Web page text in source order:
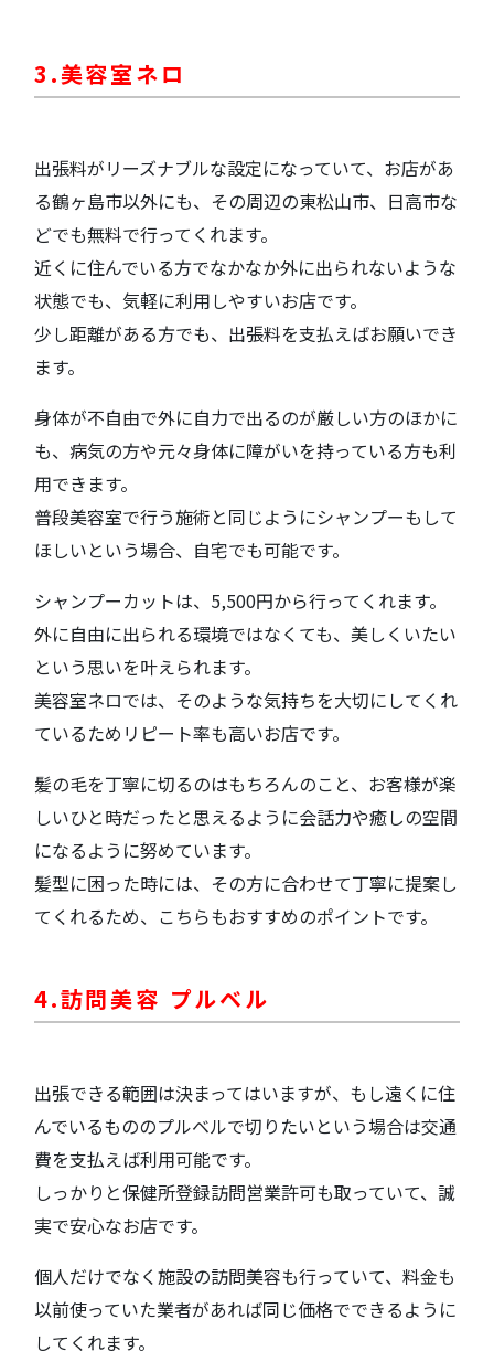
3.美容室ネロ
出張料がリーズナブルな設定になっていて、お店があ
る鶴ヶ島市以外にも、その周辺の東松山市、日高市な
どでも無料で行ってくれます。
近くに住んでいる方でなかなか外に出られないような
状態でも、気軽に利用しやすいお店です。
少し距離がある方でも、出張料を支払えばお願いでき
ます。
身体が不自由で外に自力で出るのが厳しい方のほかに
も、病気の方や元々身体に障がいを持っている方も利
用できます。
普段美容室で行う施術と同じようにシャンプーもして
ほしいという場合、自宅でも可能です。
シャンプーカットは、5,500円から行ってくれます。
外に自由に出られる環境ではなくても、美しくいたい
という思いを叶えられます。
美容室ネロでは、そのような気持ちを大切にしてくれ
ているためリピート率も高いお店です。
髪の毛を丁寧に切るのはもちろんのこと、お客様が楽
しいひと時だったと思えるように会話力や癒しの空間
になるように努めています。
髪型に困った時には、その方に合わせて丁寧に提案し
てくれるため、こちらもおすすめのポイントです。
4.訪問美容 プルベル
出張できる範囲は決まってはいますが、もし遠くに住
んでいるもののプルベルで切りたいという場合は交通
費を支払えば利用可能です。
しっかりと保健所登録訪問営業許可も取っていて、誠
実で安心なお店です。
個人だけでなく施設の訪問美容も行っていて、料金も
以前使っていた業者があれば同じ価格でできるように
してくれます。